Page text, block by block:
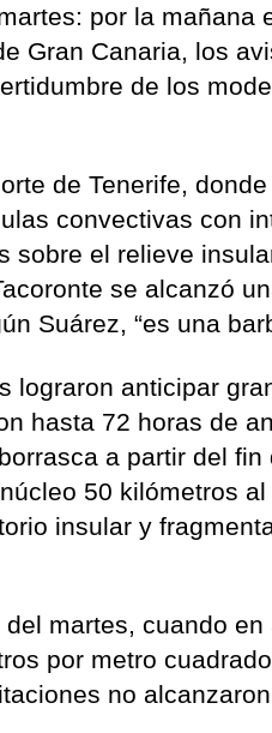
por la mañana
Gran Canaria, los
de los
de Tenerife,
convectivas con
sobre el relieve
se alcanzó
Suárez, “es una
lograron anticipar
hasta 72 horas de
a partir del fin
50 kilómetros
insular y
martes, cuando en
por metro
no alcanzaron